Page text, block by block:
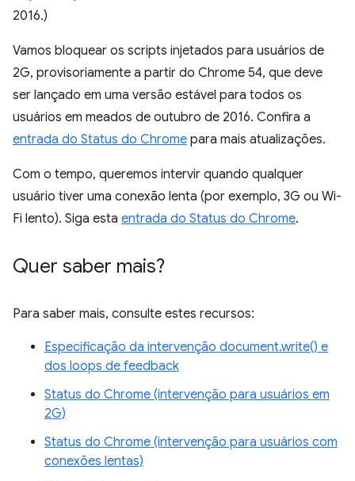
2016.)
Vamos bloquear os scripts injetados para usuários de
2G, provisoriamente a partir do Chrome 54, que deve
ser lançado em uma versão estável para todos os
usuários em meados de outubro de 2016. Confira a
entrada do Status do Chrome para mais atualizações.
Com o tempo, queremos intervir quando qualquer
usuário tiver uma conexão lenta (por exemplo, 3G ou Wi-
Fi lento). Siga esta entrada do Status do Chrome.
Quer saber mais?
Para saber mais, consulte estes recursos:
Especificação da intervenção document.write() e
dos loops de feedback
Status do Chrome (intervenção para usuários em
2G)
Status do Chrome (intervenção para usuários com
conexões lentas)